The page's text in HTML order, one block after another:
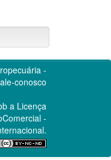
-
conosco
a Licença
-